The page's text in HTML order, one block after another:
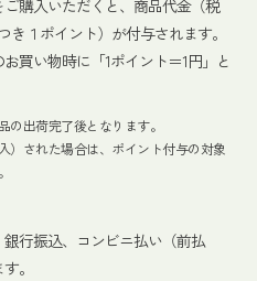
購入いただくと、商品代金（税
１ポイント）が付与されます。
買い物時に「1ポイント＝1円」と
の出荷完了後となります。
）された場合は、ポイント付与の対象
行振込、コンビニ払い（前払
。